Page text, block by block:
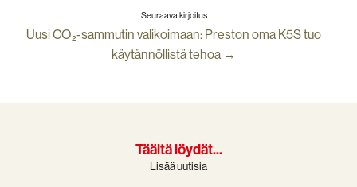
Seuraava kirjoitus
Uusi CO₂-sammutin valikoimaan: Preston oma K5S tuo
käytännöllistä tehoa →
Täältä löydät...
Lisää uutisia